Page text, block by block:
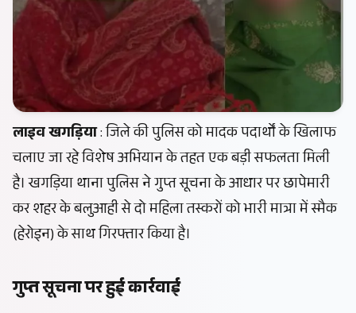
लाइवखगड़िया: जिले की पुलिस को मादक पदार्थों के खिलाफ
चलाए जा रहे विशेष अभियान के तहत एक बड़ी सफलता मिली
है। खगड़िया थाना पुलिस ने गुप्त सूचना के आधार पर छापेमारी
कर शहर के बलुआही से दो महिला तस्करों को भारी मात्रा में स्मैक
(हेरोइन) के साथ गिरफ्तार किया है।
गुप्त सूचना पर हुई कार्रवाई